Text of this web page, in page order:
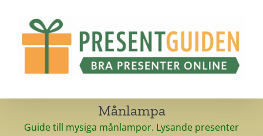
Månlampa
Guide till mysiga månlampor. Lysande presenter